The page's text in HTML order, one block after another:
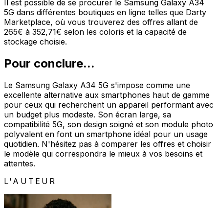
Il est possible de se procurer le Samsung Galaxy A34
5G dans différentes boutiques en ligne telles que Darty
Marketplace, où vous trouverez des offres allant de
265€ à 352,71€ selon les coloris et la capacité de
stockage choisie.
Pour conclure...
Le Samsung Galaxy A34 5G s'impose comme une
excellente alternative aux smartphones haut de gamme
pour ceux qui recherchent un appareil performant avec
un budget plus modeste. Son écran large, sa
compatibilité 5G, son design soigné et son module photo
polyvalent en font un smartphone idéal pour un usage
quotidien. N'hésitez pas à comparer les offres et choisir
le modèle qui correspondra le mieux à vos besoins et
attentes.
L'AUTEUR